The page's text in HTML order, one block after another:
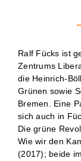
Ralf Fücks ist
Zentrums
die Heinrich-
Grünen sowie
Bremen. Eine
sich auch in
Die grüne
Wie wir den
(2017); beide